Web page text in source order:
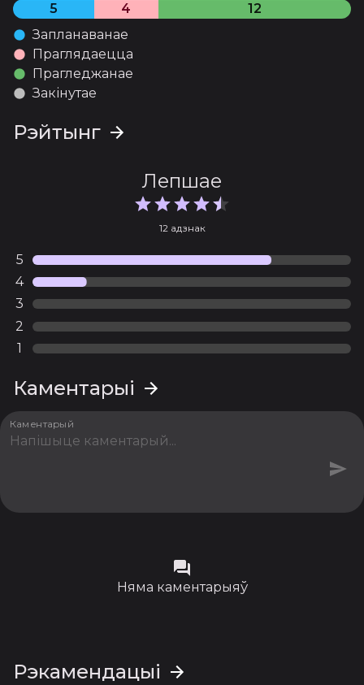
5 4
12
Запланаванае
Праглядаецца
Прагледжанае
Закінутае
Рэйтынг
Лепшае
12 адзнак
5
4
3
2
1
Каментарыі
Каментарый
Няма каментарыяў
Рэкамендацыі